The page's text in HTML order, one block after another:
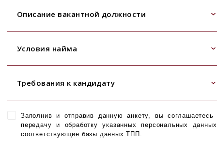
Описание вакантной должности
Условия найма
Требования к кандидату
Заполнив и отправив данную анкету, вы соглашаетесь
передачу и обработку указанных персональных
соответствующие базы данных ТПП.